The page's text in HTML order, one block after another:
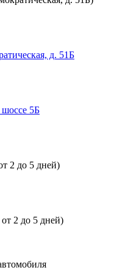
д. 51Б
шоссе 5Б
2 до 5 дней)
2 до 5 дней)